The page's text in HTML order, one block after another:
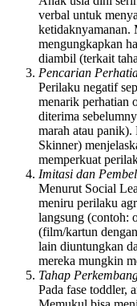
verbal untuk
ketidaknyamanan.
mengungkapkan
diambil (terkait
Pencarian
Perilaku negatif
menarik perhatian
diterima
marah atau
Skinner)
memperkuat
Imitasi dan
Menurut Social
meniru perilaku
langsung (contoh:
(film/kartun
lain diuntungkan
mereka mungkin
Tahap
Pada fase toddler,